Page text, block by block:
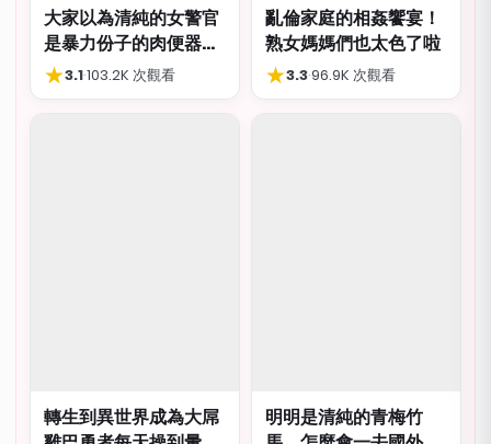
大家以為清純的女警官
是暴力份子的肉便器，
肛交多P都可以
★3.1·103.2K 次觀看
亂倫家庭的相姦饗宴！
熟女媽媽們也太色了啦
★3.3·96.9K 次觀看
轉生到異世界成為大屌
明明是清純的青梅竹